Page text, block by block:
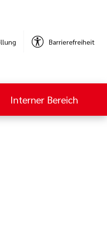
Barrierefreiheit
Interner Bereich